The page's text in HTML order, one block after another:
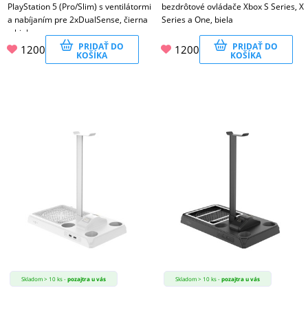
PlayStation 5 (Pro/Slim) s ventilátormi
a nabíjaním pre 2xDualSense, čierna
a biela
1200 PRIDAŤ DO
KOŠÍKA
bezdrôtové ovládače Xbox S Series, X
Series a One, biela
1200 PRIDAŤ DO
KOŠÍKA
Skladom > 10 ks -pozajtra u vás Skladom > 10 ks -pozajtra u vás